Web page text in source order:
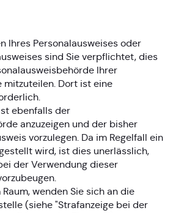
Ihres Personalausweises oder
sind Sie verpflichtet, dies
Ihrer
Dort ist eine
ebenfalls der
anzuzeigen und der bisher
vorzulegen. Da im Regelfall ein
wird, ist dies unerlässlich,
der Verwendung dieser
wenden Sie sich an die
(siehe "Strafanzeige bei der